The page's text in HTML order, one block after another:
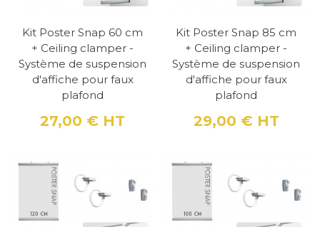
Kit Poster Snap 60 cm
+ Ceiling clamper -
Système de suspension
d'affiche pour faux
plafond
Prix
27,00 € HT
Kit Poster Snap 85 cm
+ Ceiling clamper -
Système de suspension
d'affiche pour faux
plafond
Prix
29,00 € HT